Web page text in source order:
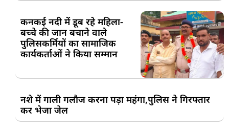
कनकई नदी में डूब रहे महिला-
बच्चे की जान बचाने वाले
पुलिसकर्मियों का सामाजिक
कार्यकर्ताओं ने किया सम्मान
नशे में गाली गलौज करना पड़ा महंगा,पुलिस ने गिरफ्तार
कर भेजा जेल